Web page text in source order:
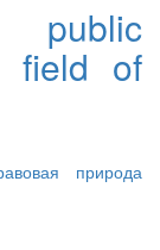
public
field of
природа